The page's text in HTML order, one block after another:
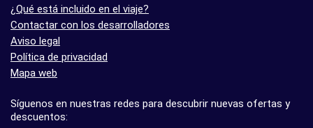
¿Qué está incluido en el viaje?
Contactar con los desarrolladores
Aviso legal
Política de privacidad
Mapa web
Síguenos en nuestras redes para descubrir nuevas ofertas y
descuentos: